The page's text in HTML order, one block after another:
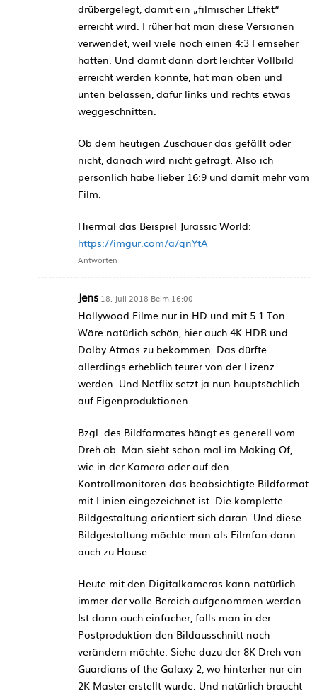
drübergelegt, damit ein „filmischer Effekt“
erreicht wird. Früher hat man diese Versionen
verwendet, weil viele noch einen 4:3 Fernseher
hatten. Und damit dann dort leichter Vollbild
erreicht werden konnte, hat man oben und
unten belassen, dafür links und rechts etwas
weggeschnitten.
Ob dem heutigen Zuschauer das gefällt oder
nicht, danach wird nicht gefragt. Also ich
persönlich habe lieber 16:9 und damit mehr vom
Film.
Hiermal das Beispiel Jurassic World:
https://imgur.com/a/qnYtA
Antworten
Jens 18. Juli 2018 Beim 16:00
Hollywood Filme nur in HD und mit 5.1 Ton.
Wäre natürlich schön, hier auch 4K HDR und
Dolby Atmos zu bekommen. Das dürfte
allerdings erheblich teurer von der Lizenz
werden. Und Netflix setzt ja nun hauptsächlich
auf Eigenproduktionen.
Bzgl. des Bildformates hängt es generell vom
Dreh ab. Man sieht schon mal im Making Of,
wie in der Kamera oder auf den
Kontrollmonitoren das beabsichtigte Bildformat
mit Linien eingezeichnet ist. Die komplette
Bildgestaltung orientiert sich daran. Und diese
Bildgestaltung möchte man als Filmfan dann
auch zu Hause.
Heute mit den Digitalkameras kann natürlich
immer der volle Bereich aufgenommen werden.
Ist dann auch einfacher, falls man in der
Postproduktion den Bildausschnitt noch
verändern möchte. Siehe dazu der 8K Dreh von
Guardians of the Galaxy 2, wo hinterher nur ein
2K Master erstellt wurde. Und natürlich braucht